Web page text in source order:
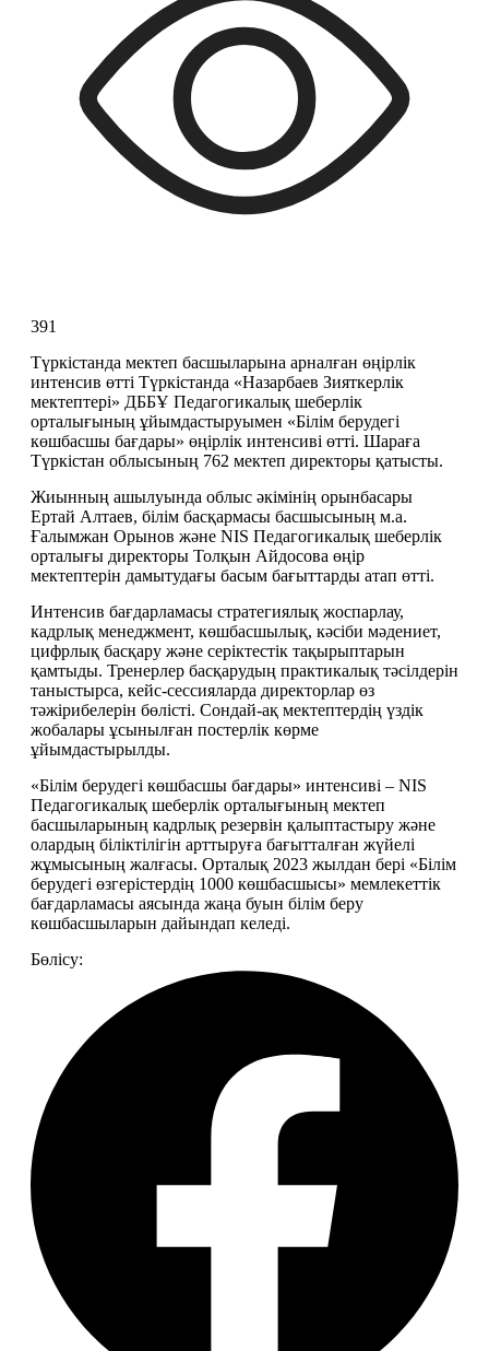
391
Түркістанда мектеп басшыларына арналған өңірлік
интенсив өтті Түркістанда «Назарбаев Зияткерлік
мектептері» ДББҰ Педагогикалық шеберлік
орталығының ұйымдастыруымен «Білім берудегі
көшбасшы бағдары» өңірлік интенсиві өтті. Шараға
Түркістан облысының 762 мектеп директоры қатысты.
Жиынның ашылуында облыс әкімінің орынбасары
Ертай Алтаев, білім басқармасы басшысының м.а.
Ғалымжан Орынов және NIS Педагогикалық шеберлік
орталығы директоры Толқын Айдосова өңір
мектептерін дамытудағы басым бағыттарды атап өтті.
Интенсив бағдарламасы стратегиялық жоспарлау,
кадрлық менеджмент, көшбасшылық, кәсіби мәдениет,
цифрлық басқару және серіктестік тақырыптарын
қамтыды. Тренерлер басқарудың практикалық тәсілдерін
таныстырса, кейс-сессияларда директорлар өз
тәжірибелерін бөлісті. Сондай-ақ мектептердің үздік
жобалары ұсынылған постерлік көрме
ұйымдастырылды.
«Білім берудегі көшбасшы бағдары» интенсиві – NIS
Педагогикалық шеберлік орталығының мектеп
басшыларының кадрлық резервін қалыптастыру және
олардың біліктілігін арттыруға бағытталған жүйелі
жұмысының жалғасы. Орталық 2023 жылдан бері «Білім
берудегі өзгерістердің 1000 көшбасшысы» мемлекеттік
бағдарламасы аясында жаңа буын білім беру
көшбасшыларын дайындап келеді.
Бөлісу: